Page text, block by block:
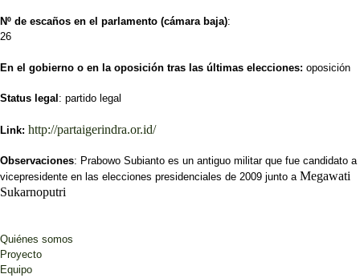
Nº de escaños en el parlamento (cámara baja):
26
En el gobierno o en la oposición tras las últimas elecciones: oposición
Status legal : partido legal
Link: http://partaigerindra.or.id/
Observaciones: Prabowo Subianto es un antiguo militar que fue candidato a
vicepresidente en las elecciones presidenciales de 2009 junto a Megawati
Sukarnoputri
Quiénes somos
Proyecto
Equipo